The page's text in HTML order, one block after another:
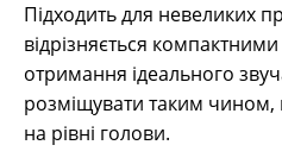
Підходить для невеликих
відрізняється
отримання ідеального
розміщувати таким
на рівні голови.